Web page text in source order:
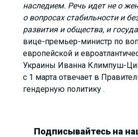
наследием. Речь идет не о
о вопросах стабильности и
развития и общества, и
вице-премьер-министр по
европейской и
Украины Иванна Климпуш-
с 1 марта отвечает в
гендерную политику .
Подписывайтесь на